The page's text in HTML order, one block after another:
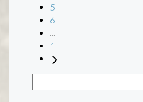
5
6
1